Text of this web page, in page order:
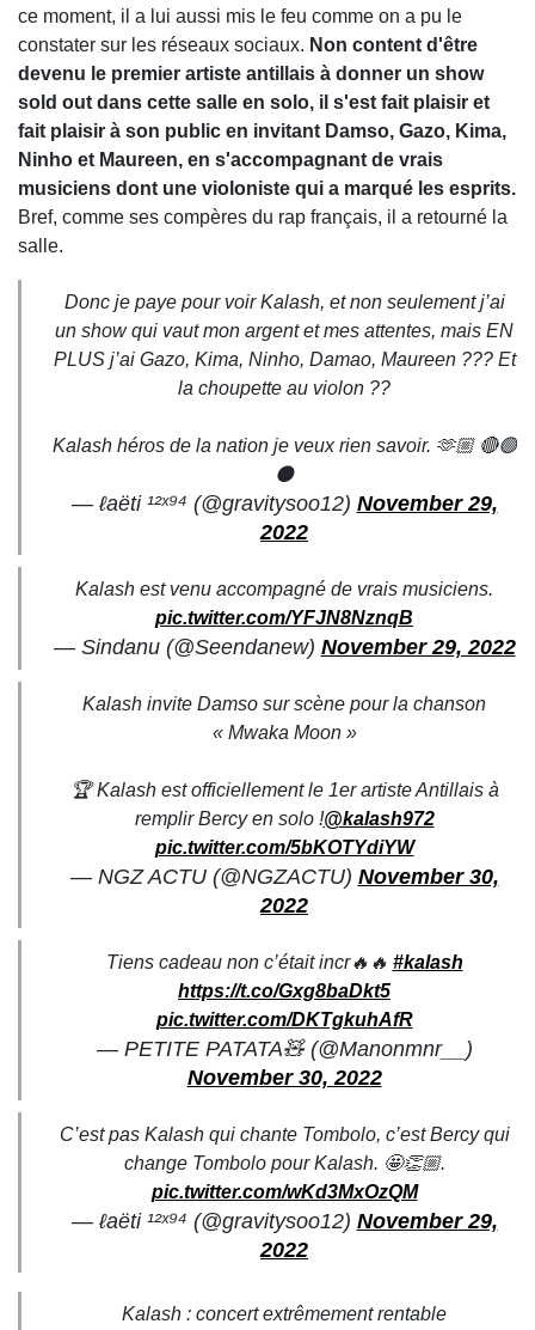
ce moment, il a lui aussi mis le feu comme on a pu le
constater sur les réseaux sociaux. Non content d'être
devenu le premier artiste antillais à donner un show
sold out dans cette salle en solo, il s'est fait plaisir et
fait plaisir à son public en invitant Damso, Gazo, Kima,
Ninho et Maureen, en s'accompagnant de vrais
musiciens dont une violoniste qui a marqué les esprits.
Bref, comme ses compères du rap français, il a retourné la
salle.
Donc je paye pour voir Kalash, et non seulement j’ai
un show qui vaut mon argent et mes attentes, mais EN
PLUS j’ai Gazo, Kima, Ninho, Damao, Maureen ??? Et
la choupette au violon ??
Kalash héros de la nation je veux rien savoir. 🫶🏼 🔴🟢
⚫️
— ℓaëti ¹²ˣ⁹⁴ (@gravitysoo12) November 29,
2022
Kalash est venu accompagné de vrais musiciens.
pic.twitter.com/YFJN8NznqB
— Sindanu (@Seendanew) November 29, 2022
Kalash invite Damso sur scène pour la chanson
« Mwaka Moon »
🏆 Kalash est officiellement le 1er artiste Antillais à
remplir Bercy en solo !@kalash972
pic.twitter.com/5bKOTYdiYW
— NGZ ACTU (@NGZACTU) November 30,
2022
Tiens cadeau non c’était incr🔥🔥 #kalash
https://t.co/Gxg8baDkt5
pic.twitter.com/DKTgkuhAfR
— PETITE PATATA🧸 (@Manonmnr__)
November 30, 2022
C’est pas Kalash qui chante Tombolo, c’est Bercy qui
change Tombolo pour Kalash. 🤩👏🏼.
pic.twitter.com/wKd3MxOzQM
— ℓaëti ¹²ˣ⁹⁴ (@gravitysoo12) November 29,
2022
Kalash : concert extrêmement rentable